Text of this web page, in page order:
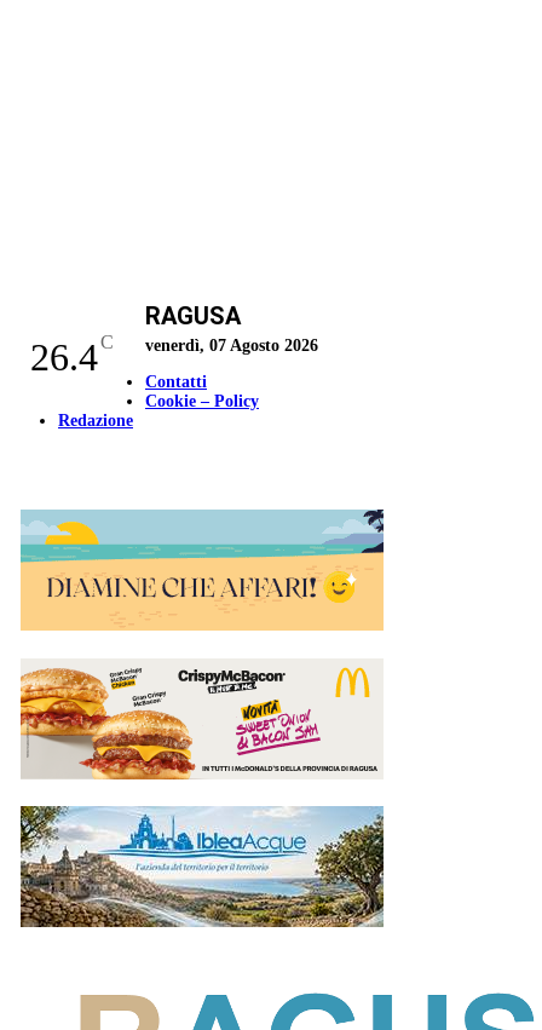
26.4C
RAGUSA
venerdì, 07 Agosto 2026
Contatti
Cookie – Policy
Redazione